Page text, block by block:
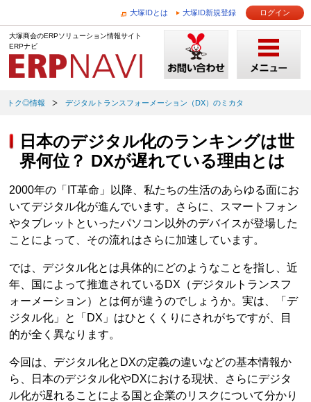
大塚IDとは 大塚ID新規登録 ログイン
大塚商会のERPソリューション情報サイト
ERPナビ
トク◎情報 デジタルトランスフォーメーション（DX）のミカタ
日本のデジタル化のランキングは世
界何位？ DXが遅れている理由とは
2000年の「IT革命」以降、私たちの生活のあらゆる面にお
いてデジタル化が進んでいます。さらに、スマートフォン
やタブレットといったパソコン以外のデバイスが登場した
ことによって、その流れはさらに加速しています。
では、デジタル化とは具体的にどのようなことを指し、近
年、国によって推進されているDX（デジタルトランスフ
ォーメーション）とは何が違うのでしょうか。実は、「デ
ジタル化」と「DX」はひとくくりにされがちですが、目
的が全く異なります。
今回は、デジタル化とDXの定義の違いなどの基本情報か
ら、日本のデジタル化やDXにおける現状、さらにデジタ
ル化が遅れることによる国と企業のリスクについて分かり